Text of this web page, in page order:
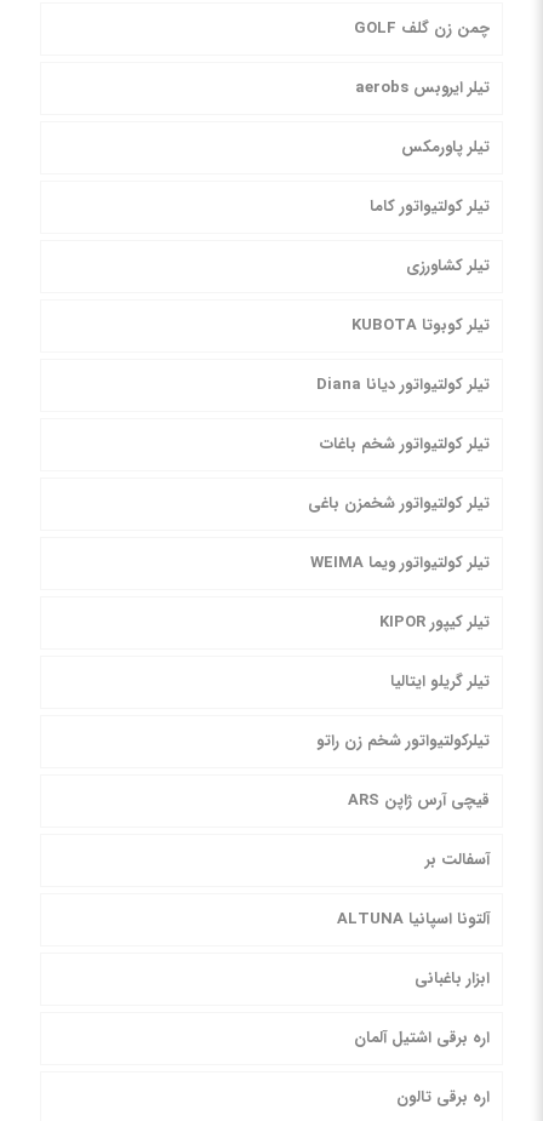
چمن زن گلف GOLF
تیلر ایروبس aerobs
تیلر پاورمکس
تیلر کولتیواتور کاما
تیلر کشاورزی
تیلر کوبوتا KUBOTA
تیلر کولتیواتور دیانا Diana
تیلر کولتیواتور شخم باغات
تیلر کولتیواتور شخمزن باغی
تیلر کولتیواتور ویما WEIMA
تیلر کیپور KIPOR
تیلر گریلو ایتالیا
تیلرکولتیواتور شخم زن راتو
قیچی آرس ژاپن ARS
آسفالت بر
آلتونا اسپانیا ALTUNA
ابزار باغبانی
اره برقی اشتیل آلمان
اره برقی تالون